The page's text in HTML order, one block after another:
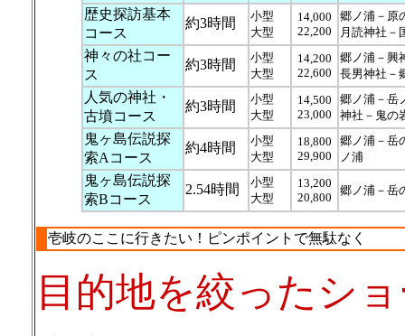
歴史探訪基本
コース
約3時間
小型
大型
14,000
22,200
郷ノ浦－原
月読神社－
神々の社コー
ス
約3時間
小型
大型
14,200
22,600
郷ノ浦－興
長男神社－
人気の神社・
古墳コース
約3時間
小型
大型
14,500
23,000
郷ノ浦－岳
神社－鬼の
鬼ヶ島伝説探
索Aコース
約4時間
小型
大型
18,800
29,900
郷ノ浦－岳
ノ浦
鬼ヶ島伝説探
索Bコース
2.54時間
小型
大型
13,200
20,800
郷ノ浦－岳
壱岐のここに行きたい！ピンポイントで無駄なく
目的地を絞ったシ